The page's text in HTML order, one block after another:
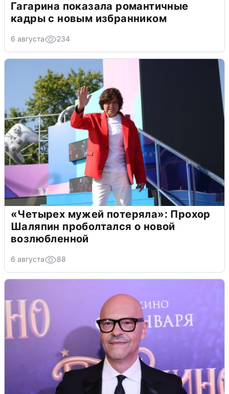
Гагарина показала романтичные
кадры с новым избранником
6 августа 234
«Четырех мужей потеряла»: Прохор
Шаляпин проболтался о новой
возлюбленной
6 августа 88